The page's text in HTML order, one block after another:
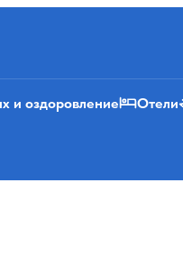
и оздоровление Отели